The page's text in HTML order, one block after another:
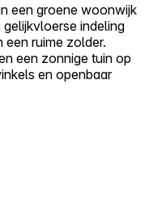
een groene woonwijk
indeling
een ruime zolder.
een zonnige tuin op
en openbaar